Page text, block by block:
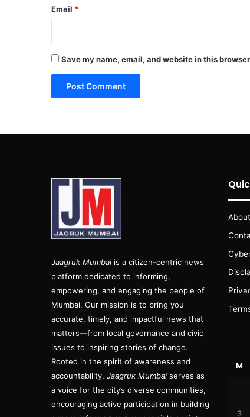
Email *
Save my name, email, and website in this
Jaagruk Mumbai is a citizen-centric news
platform dedicated to informing,
empowering, and engaging the people of
Mumbai. Our mission is to bring you
accurate, timely, and impactful news that
matters—from local governance and civic
issues to inspiring stories of change.
Rooted in the spirit of awareness and
accountability, Jaagruk Mumbai serves as
a voice for the city’s diverse communities,
encouraging active participation in building
M
3